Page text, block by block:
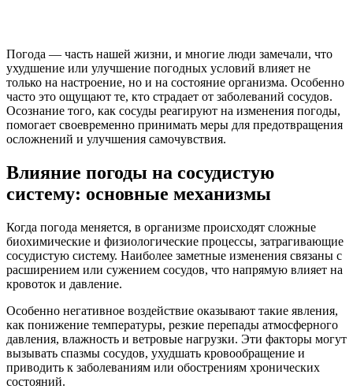
Погода — часть нашей жизни, и многие люди замечали, что
ухудшение или улучшение погодных условий влияет не
только на настроение, но и на состояние организма. Особенно
часто это ощущают те, кто страдает от заболеваний сосудов.
Осознание того, как сосуды реагируют на изменения погоды,
помогает своевременно принимать меры для предотвращения
осложнений и улучшения самочувствия.
Влияние погоды на сосудистую
систему: основные механизмы
Когда погода меняется, в организме происходят сложные
биохимические и физиологические процессы, затрагивающие
сосудистую систему. Наиболее заметные изменения связаны с
расширением или сужением сосудов, что напрямую влияет на
кровоток и давление.
Особенно негативное воздействие оказывают такие явления,
как понижение температуры, резкие перепады атмосферного
давления, влажность и ветровые нагрузки. Эти факторы могут
вызывать спазмы сосудов, ухудшать кровообращение и
приводить к заболеваниям или обострениям хронических
состояний.